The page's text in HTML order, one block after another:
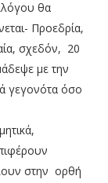
θα
Προεδρία,
σχεδόν, 20
με την
γεγονότα όσο
στην ορθή